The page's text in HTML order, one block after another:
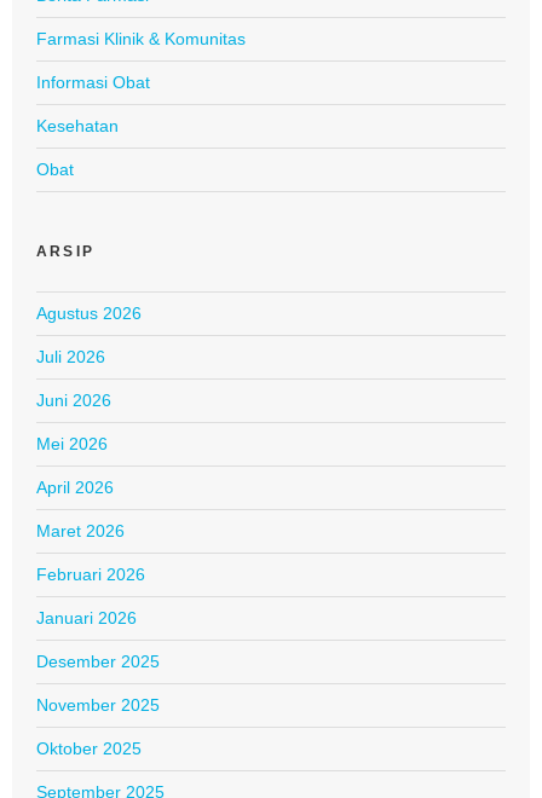
Farmasi Klinik & Komunitas
Informasi Obat
Kesehatan
Obat
ARSIP
Agustus 2026
Juli 2026
Juni 2026
Mei 2026
April 2026
Maret 2026
Februari 2026
Januari 2026
Desember 2025
November 2025
Oktober 2025
September 2025